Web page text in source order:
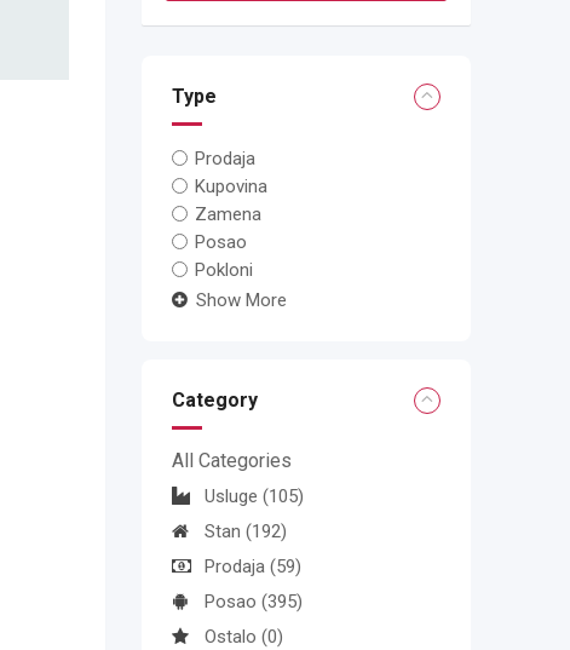
Type
Prodaja
Kupovina
Zamena
Posao
Pokloni
Show More
Category
All Categories
Usluge (105)
Stan (192)
Prodaja (59)
Posao (395)
Ostalo (0)